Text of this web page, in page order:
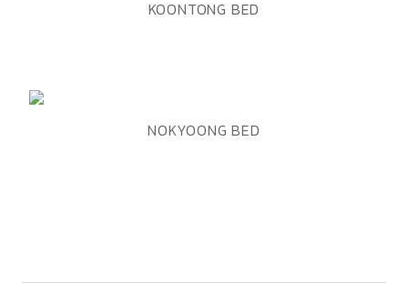
ADD TO WISHLIST
QUICK VIEWKOONTONG BED
ADD TO WISHLIST
QUICK VIEWNOKYOONG BED